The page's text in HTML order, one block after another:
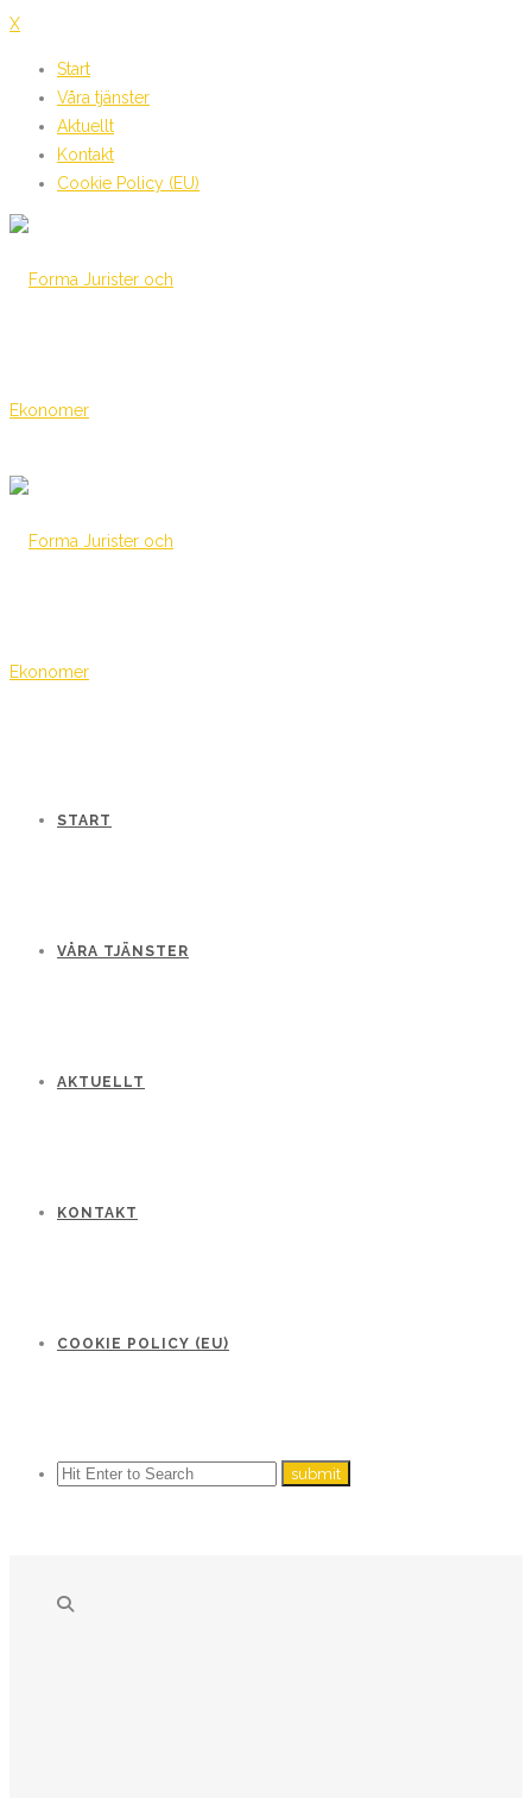
X
Start
Våra tjänster
Aktuellt
Kontakt
Cookie Policy (EU)
START
VÅRA TJÄNSTER
AKTUELLT
KONTAKT
COOKIE POLICY (EU)